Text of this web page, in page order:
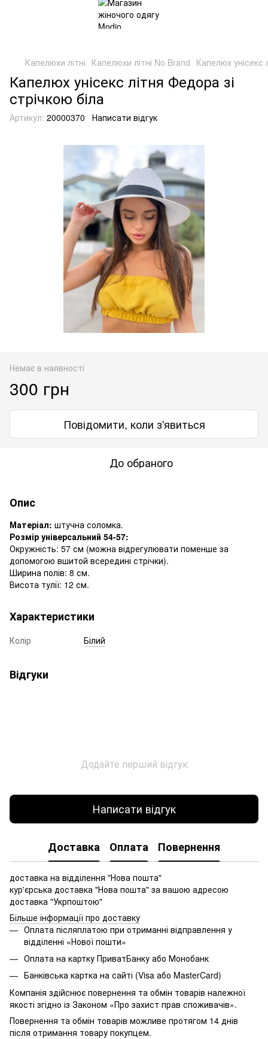
Капелюхи літні Капелюхи літні No Brand Капелюх унісекс
Капелюх унісекс літня Федора зі
стрічкою біла
Артикул: 20000370 Написати відгук
Немає в наявності
300 грн
Повідомити, коли з'явиться
До обраного
Опис
Матеріал: штучна соломка.
Розмір універсальний 54-57:
Окружність: 57 см (можна відрегулювати поменше за
допомогою вшитой всередині стрічки).
Ширина полів: 8 см.
Висота тулії: 12 см.
Характеристики
Колір Білий
Відгуки
Додайте перший відгук
Написати відгук
Доставка Оплата Повернення
доставка на відділення "Нова пошта"
кур'єрська доставка "Нова пошта" за вашою адресою
доставка "Укрпоштою"
Більше інформації про доставку
Оплата післяплатою при отриманні відправлення у
відділенні «Нової пошти»
Оплата на картку ПриватБанку або Монобанк
Банківська картка на сайті (Visa або MasterCard)
Компанія здійснює повернення та обмін товарів належної
якості згідно із Законом «Про захист прав споживачів».
Повернення та обмін товарів можливе протягом 14 днів
після отримання товару покупцем.